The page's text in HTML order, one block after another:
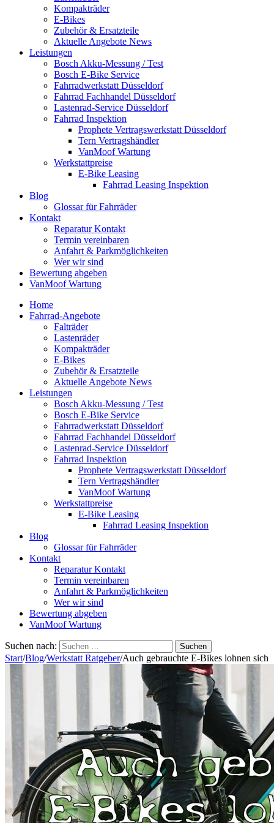
Kompakträder
E-Bikes
Zubehör & Ersatzteile
Aktuelle Angebote News
Leistungen
Bosch Akku-Messung / Test
Bosch E-Bike Service
Fahrradwerkstatt Düsseldorf
Fahrrad Fachhandel Düsseldorf
Lastenrad-Service Düsseldorf
Fahrrad Inspektion
Prophete Vertragswerkstatt Düsseldorf
Tern Vertragshändler
VanMoof Wartung
Werkstattpreise
E-Bike Leasing
Fahrrad Leasing Inspektion
Blog
Glossar für Fahrräder
Kontakt
Reparatur Kontakt
Termin vereinbaren
Anfahrt & Parkmöglichkeiten
Wer wir sind
Bewertung abgeben
VanMoof Wartung
Home
Fahrrad-Angebote
Falträder
Lastenräder
Kompakträder
E-Bikes
Zubehör & Ersatzteile
Aktuelle Angebote News
Leistungen
Bosch Akku-Messung / Test
Bosch E-Bike Service
Fahrradwerkstatt Düsseldorf
Fahrrad Fachhandel Düsseldorf
Lastenrad-Service Düsseldorf
Fahrrad Inspektion
Prophete Vertragswerkstatt Düsseldorf
Tern Vertragshändler
VanMoof Wartung
Werkstattpreise
E-Bike Leasing
Fahrrad Leasing Inspektion
Blog
Glossar für Fahrräder
Kontakt
Reparatur Kontakt
Termin vereinbaren
Anfahrt & Parkmöglichkeiten
Wer wir sind
Bewertung abgeben
VanMoof Wartung
Suchen nach:
Start/Blog/Werkstatt Ratgeber/Auch gebrauchte E-Bikes lohnen sich